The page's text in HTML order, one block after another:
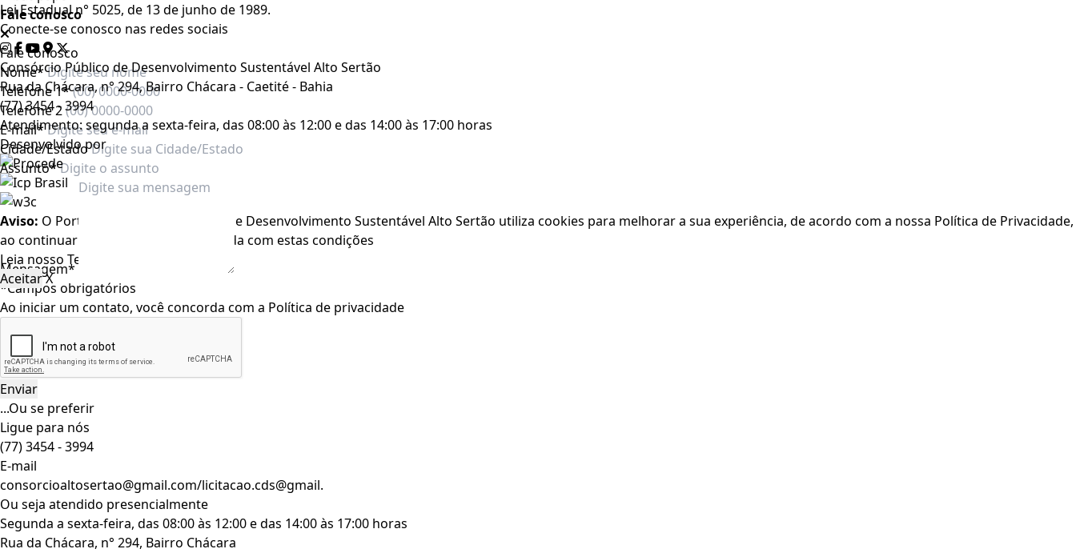
Fale conosco
Fale conosco
Nome*
Telefone 1*
Telefone 2
E-mail*
Cidade/Estado
Assunto*
Mensagem*
*Campos obrigatórios
Ao iniciar um contato, você concorda com a Política de privacidade
...Ou se preferir
Ligue para nós
(77) 3454 - 3994
E-mail
consorcioaltosertao@gmail.com/licitacao.cds@gmail.
Ou seja atendido presencialmente
Segunda a sexta-feira, das 08:00 às 12:00 e das 14:00 às 17:00 horas
Rua da Chácara, n° 294, Bairro Chácara
Lei Estadual n° 5025, de 13 de junho de 1989.
Conecte-se conosco nas redes sociais
Consórcio Público de Desenvolvimento Sustentável Alto Sertão
Rua da Chácara, n° 294, Bairro Chácara - Caetité - Bahia
(77) 3454 - 3994
Atendimento: segunda a sexta-feira, das 08:00 às 12:00 e das 14:00 às 17:00 horas
Desenvolvido por
Aviso: O Portal do Consórcio Público de Desenvolvimento Sustentável Alto Sertão utiliza cookies para melhorar a sua experiência, de acordo com a nossa Política de Privacidade,
ao continuar navegando, você concorda com estas condições
Leia nosso Termo de Uso
AceitarX